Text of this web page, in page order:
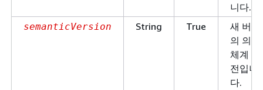
니다.
semanticVersion String True
새 버전
의 의미
체계 버
전입니
다.